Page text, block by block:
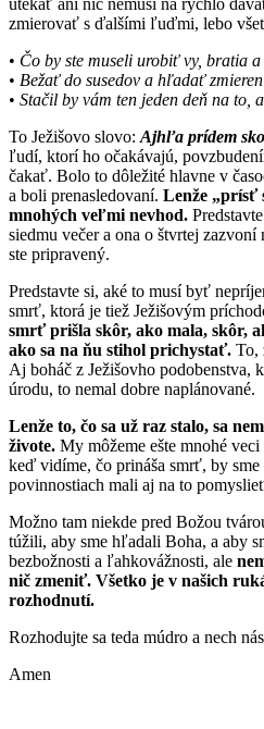
zmierovať s ďalšími ľuďmi, lebo
• Čo by ste museli urobiť vy, bratia a
• Bežať do susedov a hľadať
• Stačil by vám ten jeden deň na to,
To Ježišovo slovo: Ajhľa prídem
ľudí, ktorí ho očakávajú,
čakať. Bolo to dôležité hlavne v
a boli prenasledovaní. Lenže „prísť
mnohých veľmi nevhod.
siedmu večer a ona o štvrtej
ste pripravený.
Predstavte si, aké to musí byť
smrť, ktorá je tiež Ježišovým
smrť prišla skôr, ako mala, skôr,
ako sa na ňu stihol prichystať. To,
Aj boháč z Ježišovho podobenstva,
úrodu, to nemal dobre naplánované.
Lenže to, čo sa už raz stalo, sa
živote. My môžeme ešte mnohé
keď vidíme, čo prináša smrť, by
povinnostiach mali aj na to
Možno tam niekde pred Božou
túžili, aby sme hľadali Boha, a aby
bezbožnosti a ľahkovážnosti, ale
nič zmeniť. Všetko je v našich
rozhodnutí.
Rozhodujte sa teda múdro a nech
Amen